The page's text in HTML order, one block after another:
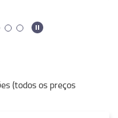
(todos os preços